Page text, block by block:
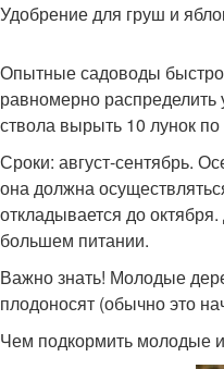
Удобрение для груш и
Опытные садоводы быстро
равномерно
ствола вырыть 10 лунок
Сроки: август-сентябрь.
она должна
откладывается до
большем питании.
Важно знать! Молодые
плодоносят (обычно это
Чем подкормить молодые